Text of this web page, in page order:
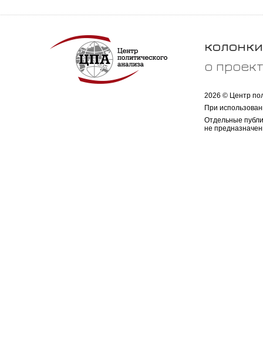
колонки
о
2026 © Центр
При
Отдельные
не